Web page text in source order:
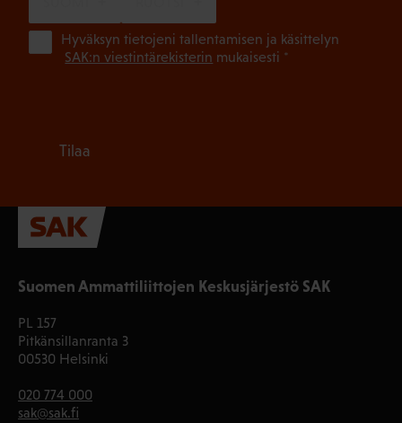
Suomen Ammattiliittojen Keskusjärjestö SAK
PL 157
Pitkänsillanranta 3
00530 Helsinki
020 774 000
sak@sak.fi
Hyväksyn tietojeni tallentamisen ja käsittelyn
SAK:n viestintärekisterin mukaisesti *
Tilaa